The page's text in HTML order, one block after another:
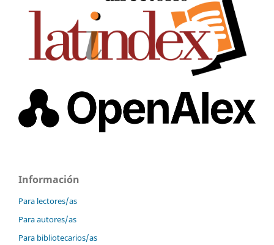
Información
Para lectores/as
Para autores/as
Para bibliotecarios/as